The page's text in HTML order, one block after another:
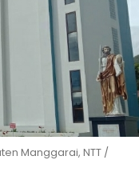
Manggarai, NTT /